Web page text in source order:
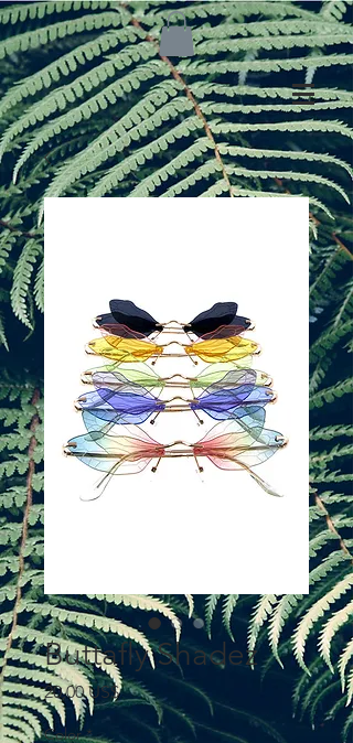
Buttafly Shadez
20,00 US$Precio
Color *